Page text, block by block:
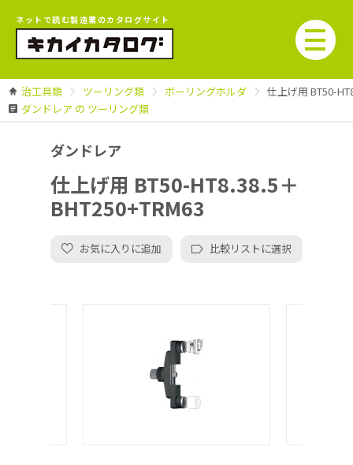
ネットで読む製造業のカタログサイト
治工具類 ツーリング類 ボーリングホルダ
仕上げ用 BT50-
ダンドレア の ツーリング類
ダンドレア
仕上げ用 BT50-HT8.38.5＋
BHT250+TRM63
お気に入りに追加 比較リストに選択